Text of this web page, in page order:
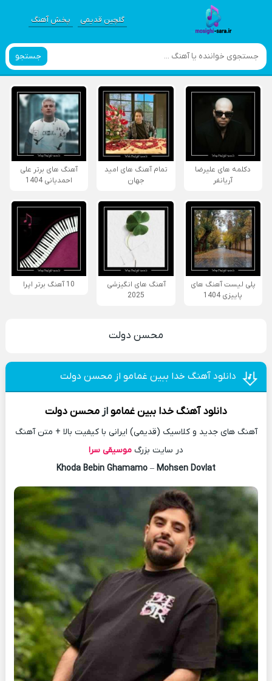
گلچین قدیمی پخش آهنگ
جستجو
دکلمه های علیرضا
آریانفر
تمام آهنگ های امید
جهان
آهنگ های برتر علی
احمدیانی 1404
پلی لیست آهنگ های
پاییزی 1404
آهنگ های انگیزشی
2025
10 آهنگ برتر اپرا
محسن دولت
دانلود آهنگ خدا ببین غمامو از محسن دولت
دانلود آهنگخدا ببین غماموازمحسن دولت
آهنگ های جدید و کلاسیک (قدیمی) ایرانی با کیفیت بالا + متن آهنگ
در سایت بزرگ موسیقی سرا
Khoda Bebin Ghamamo – Mohsen Dovlat